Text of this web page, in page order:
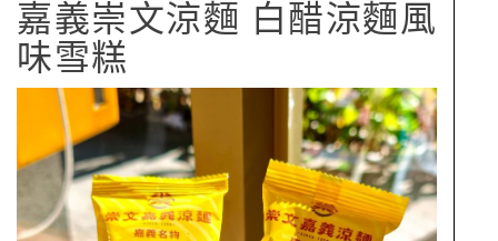
嘉義崇文涼麵 白醋涼麵風
味雪糕